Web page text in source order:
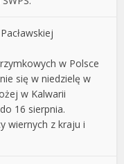
w Polsce
się w niedzielę w
w Kalwarii
16 sierpnia.
wiernych z kraju i